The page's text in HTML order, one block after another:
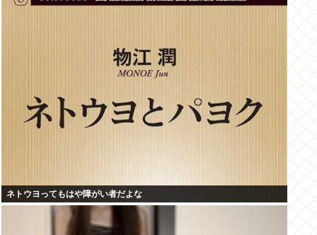
ネトウヨってもはや障がい者だよな